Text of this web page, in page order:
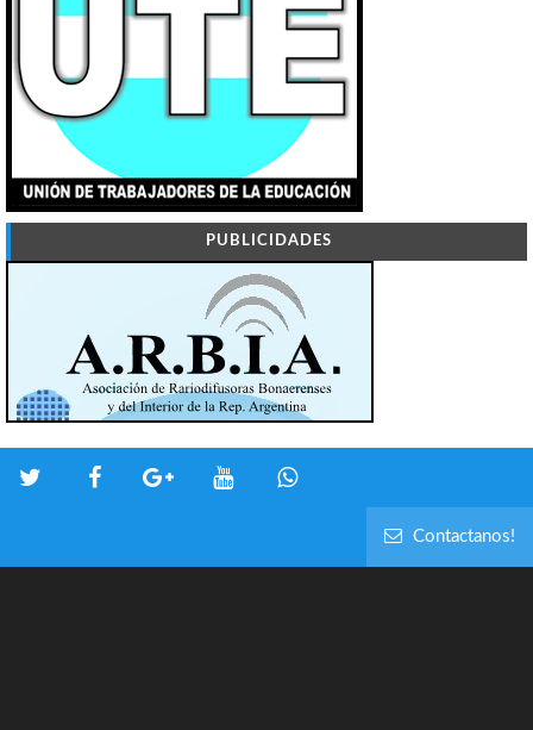
PUBLICIDADES
Contactanos!